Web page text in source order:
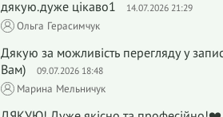
дякую.дуже цікаво1 14.07.2026 21:29
Ольга Герасимчук
Дякую за можливість перегляду у
Вам)
09.07.2026 18:48
Марина Мельничук